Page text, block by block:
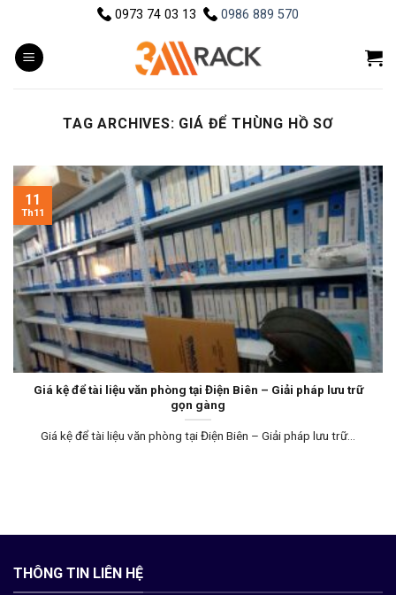
content
0973 74 03 13 0986 889 570
TAG ARCHIVES: GIÁ ĐỂ THÙNG HỒ SƠ
Giá kệ để tài liệu văn phòng tại Điện Biên – Giải pháp lưu trữ
gọn gàng
Giá kệ để tài liệu văn phòng tại Điện Biên – Giải pháp lưu trữ...
11
Th11
THÔNG TIN LIÊN HỆ